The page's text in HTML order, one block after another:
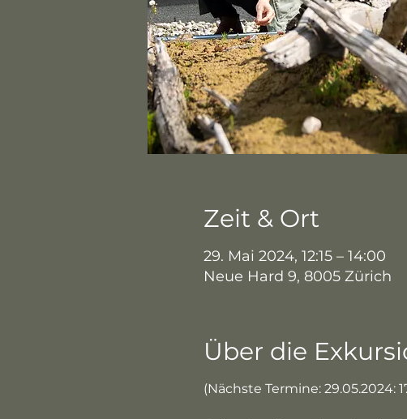
Zeit & Ort
29. Mai 2024, 12:15 – 14:00
Neue Hard 9, 8005 Zürich
Über die
(Nächste Termine: 29.05.2024: